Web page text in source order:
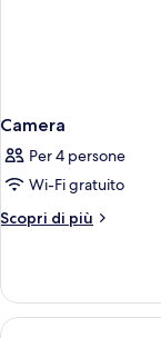
Camera
Per 4 persone
Wi-Fi gratuito
Scopri di più
Altri